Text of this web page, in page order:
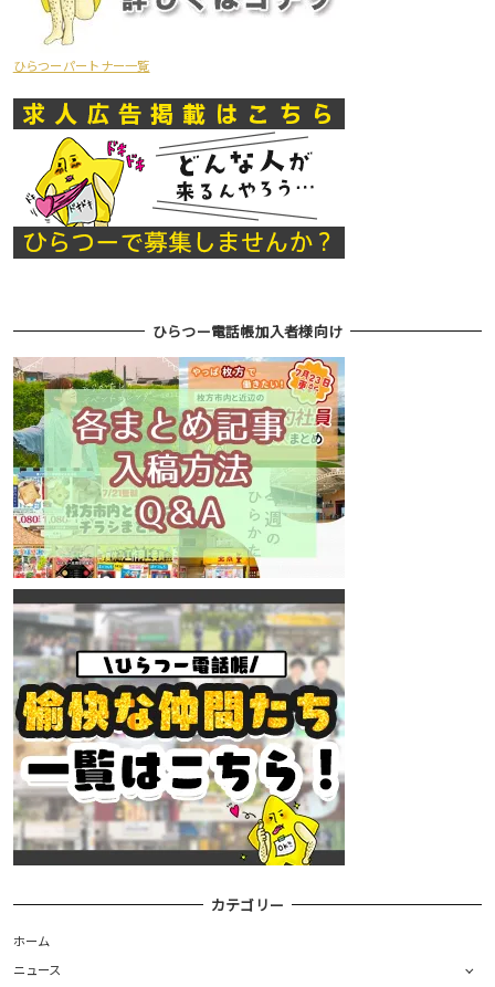
ひらつーパートナー一覧
ひらつー電話帳加入者様向け
カテゴリー
ホーム
ニュース